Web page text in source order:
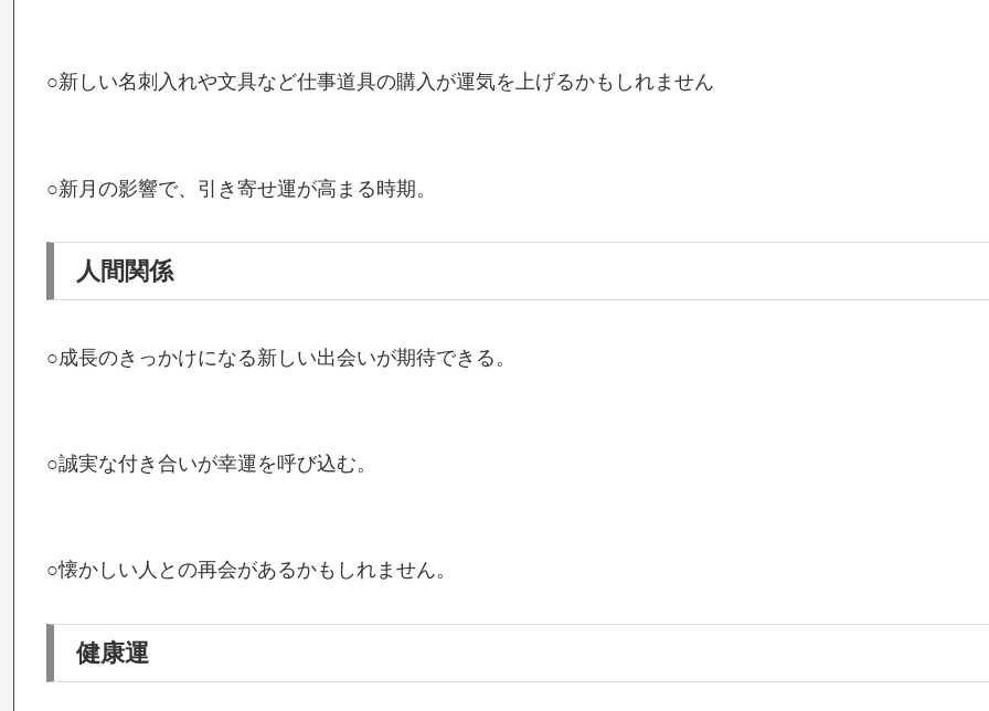
○新しい名刺入れや文具など仕事道具の購入が運気を上げるかもしれません
○新月の影響で、引き寄せ運が高まる時期。
人間関係
○成長のきっかけになる新しい出会いが期待できる。
○誠実な付き合いが幸運を呼び込む。
○懐かしい人との再会があるかもしれません。
健康運